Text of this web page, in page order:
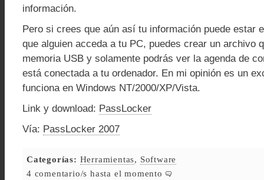
información.
Pero si crees que aún así tu información puede estar
que alguien acceda a tu PC, puedes crear un archivo
memoria USB y solamente podrás ver la agenda de
está conectada a tu ordenador. En mi opinión es un
funciona en Windows NT/2000/XP/Vista.
Link y download: PassLocker
Vía: PassLocker 2007
Categorías: Herramientas, Software
4 comentario/s hasta el momento